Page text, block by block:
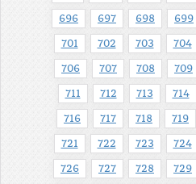
696 697 698 699
701 702 703 704
706 707 708 709
711 712 713 714
716 717 718 719
721 722 723 724
726 727 728 729